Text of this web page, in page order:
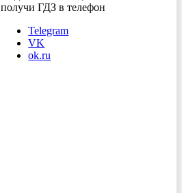
получи ГДЗ в телефон
Telegram
VK
ok.ru